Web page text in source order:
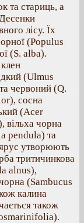
та стариць, а
лісу. Їх
(Populus
(S. alba).
(Ulmus
червоний (Q.
сосна
(Acer
вільха чорна
pendula) та
утворюють
тритичинкова
alnus),
(Sambucus
калина
також